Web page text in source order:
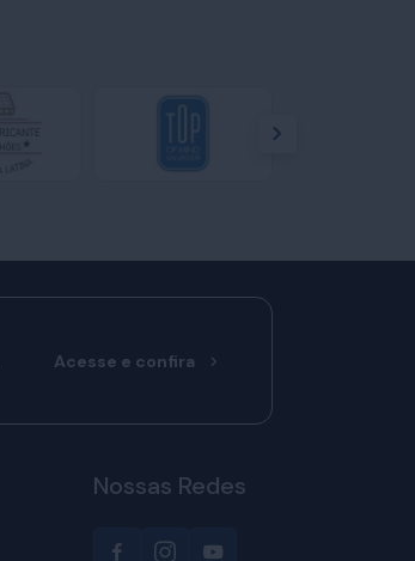
Acesse e confira
Nossas Redes